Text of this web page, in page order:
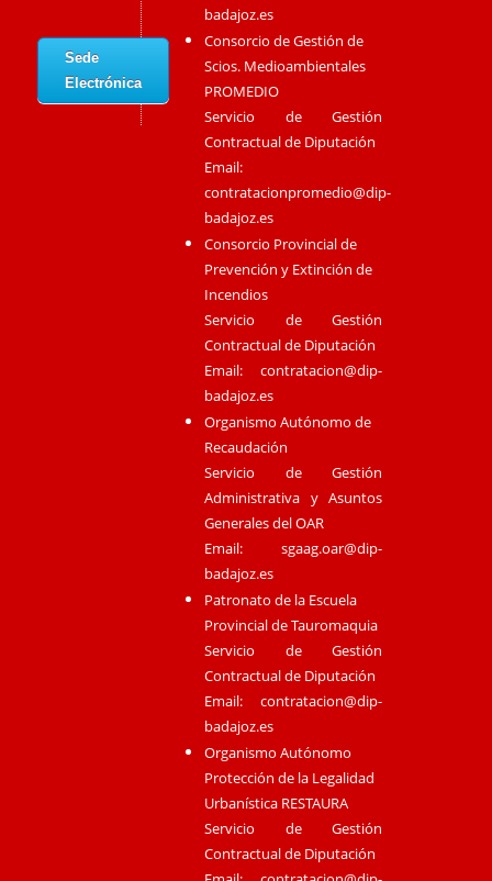
Sede
Electrónica
badajoz.es
Consorcio de Gestión de
Scios. Medioambientales
PROMEDIO
Servicio de Gestión
Contractual de Diputación
Email:
contratacionpromedio@dip-
badajoz.es
Consorcio Provincial de
Prevención y Extinción de
Incendios
Servicio de Gestión
Contractual de Diputación
Email:contratacion@dip-
badajoz.es
Organismo Autónomo de
Recaudación
Servicio de Gestión
Administrativa y Asuntos
Generales del OAR
Email:sgaag.oar@dip-
badajoz.es
Patronato de la Escuela
Provincial de Tauromaquia
Servicio de Gestión
Contractual de Diputación
Email:contratacion@dip-
badajoz.es
Organismo Autónomo
Protección de la Legalidad
Urbanística RESTAURA
Servicio de Gestión
Contractual de Diputación